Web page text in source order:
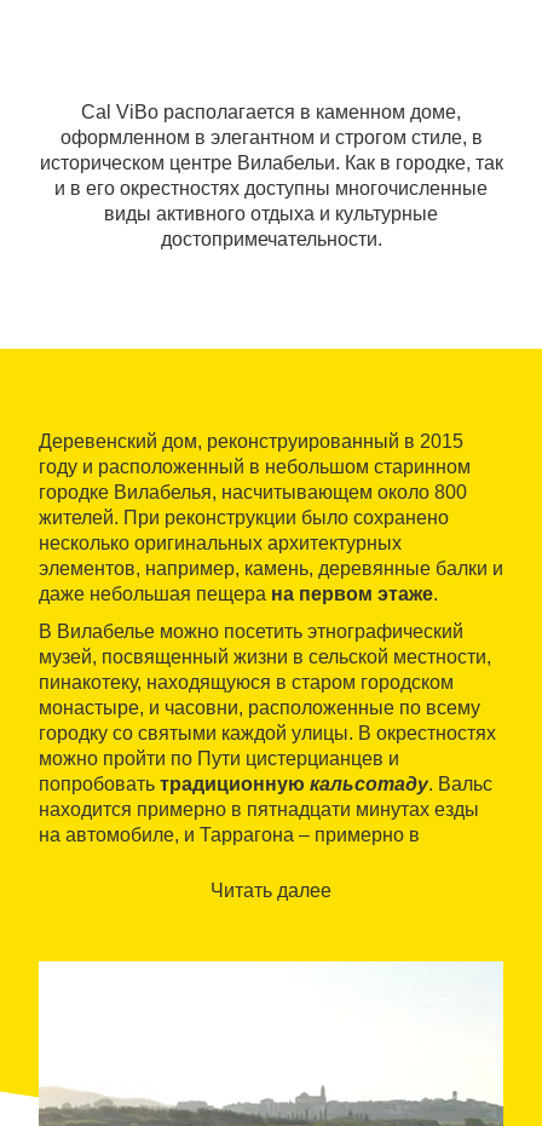
Cal ViBo располагается в каменном доме,
оформленном в элегантном и строгом стиле, в
историческом центре Вилабельи. Как в городке, так
и в его окрестностях доступны многочисленные
виды активного отдыха и культурные
достопримечательности.
Деревенский дом, реконструированный в 2015
году и расположенный в небольшом старинном
городке Вилабелья, насчитывающем около 800
жителей. При реконструкции было сохранено
несколько оригинальных архитектурных
элементов, например, камень, деревянные балки и
даже небольшая пещера на первом этаже.
В Вилабелье можно посетить этнографический
музей, посвященный жизни в сельской местности,
пинакотеку, находящуюся в старом городском
монастыре, и часовни, расположенные по всему
городку со святыми каждой улицы. В окрестностях
можно пройти по Пути цистерцианцев и
попробовать традиционную кальсотаду. Вальс
находится примерно в пятнадцати минутах езды
на автомобиле, и Таррагона – примерно в
Читать далее